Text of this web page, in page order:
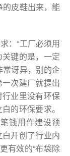
的皮鞋出来，能
：“工厂必须用
键的是，一定
常讶异，别的企
次建厂就提出
业里没有环保
的环保要求。
钱用作建设预
开创了行业内
有效的“布袋除